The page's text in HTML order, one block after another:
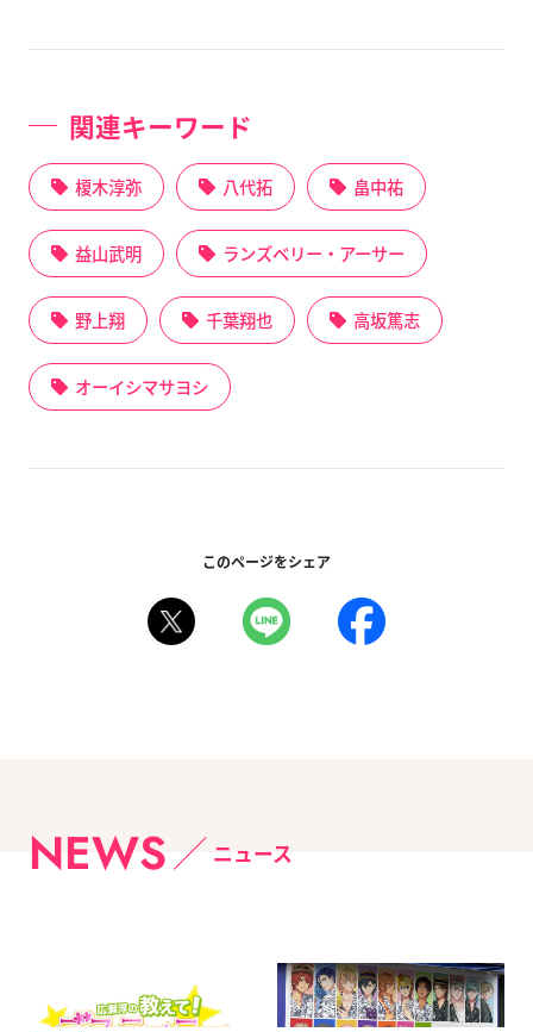
関連キーワード
榎木淳弥 八代拓 畠中祐
益山武明 ランズベリー・アーサー
野上翔 千葉翔也 高坂篤志
オーイシマサヨシ
このページをシェア
NEWS ニュース